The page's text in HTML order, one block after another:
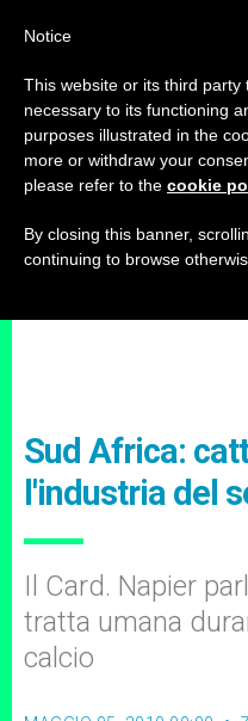
Sud Africa:
l'industria del
Il Card. Napier
tratta umana
calcio
Notice
This website or its third
necessary to its functioning
purposes illustrated in the
more or withdraw your
please refer to the cookie
By closing this banner,
continuing to browse